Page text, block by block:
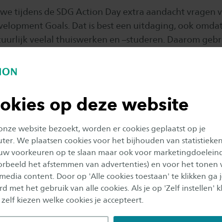
op deze website
website bezoekt, worden er cookies geplaatst op je
We plaatsen cookies voor het bijhouden van
voorkeuren op te slaan maar ook voor
het afstemmen van advertenties) en voor het tonen
content. Door op 'Alle cookies toestaan' te klikken ga
met het gebruik van alle cookies. Als je op 'Zelf instellen'
kiezen welke cookies je accepteert.
tijdens de SDG Action Day extra aandacht vragen
Goals. Dat is best een uitdaging, ook
veelal thuiswerken en –studeren. Daarom
hangen er vlaggen bij onze gebouwen en is het
met SDG-stickers om dit onder de aandacht te
bijdrage op het gebied van SDG’s en
!
Duurzaamheid: 5 t/m 10 oktober
natuurlijk niet in een dag. Daarom
en de Universiteit Twente samen met
en met 10 oktober gezamenlijk de Week van de
, waarbij iedereen kan kennismaken